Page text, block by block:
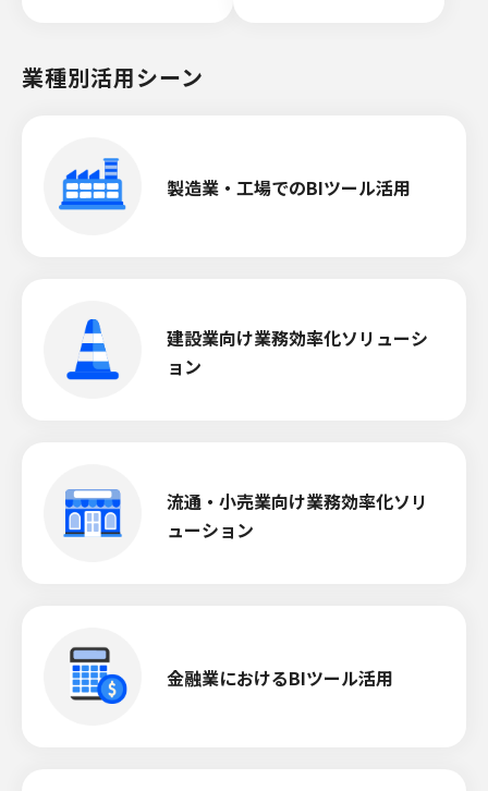
業種別活用シーン
製造業・工場でのBIツール活用
建設業向け業務効率化ソリューシ
ョン
流通・小売業向け業務効率化ソリ
ューション
金融業におけるBIツール活用